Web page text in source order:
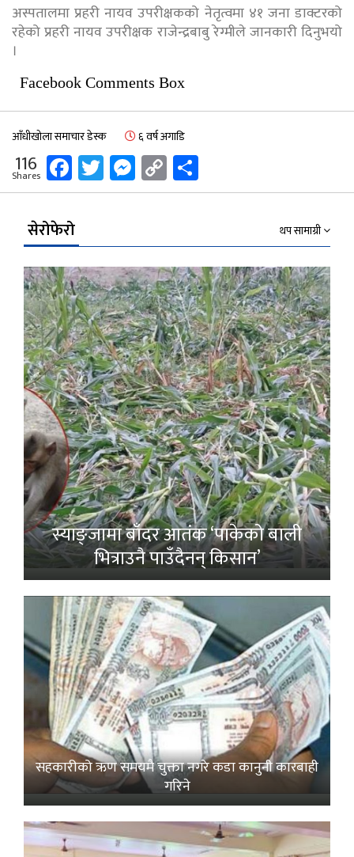
अस्पतालमा प्रहरी नायव उपरीक्षकको नेतृत्वमा ४१ जना डाक्टरको
रहेको प्रहरी नायव उपरीक्षक राजेन्द्रबाबु रेग्मीले जानकारी दिनुभयो
।
Facebook Comments Box
आँधीखोला समाचार डेस्क ६ वर्ष अगाडि
116
Shares Facebook
Twitter
Messenger
Copy
Link
सेरोफेरो थप सामाग्री
स्याङ्जामा बाँदर आतंक ‘पाकेको बाली
भित्राउनै पाउँदैनन् किसान’
सहकारीको ऋण समयमै चुक्ता नगरे कडा कानुनी कारबाही
गरिने